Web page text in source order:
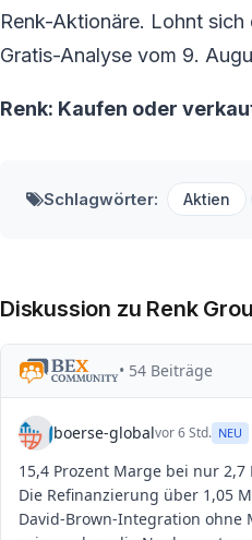
Renk-Aktionäre. Lohnt
Gratis-Analyse vom 9.
Renk: Kaufen oder
Schlagwörter: Aktien
Diskussion zu Renk